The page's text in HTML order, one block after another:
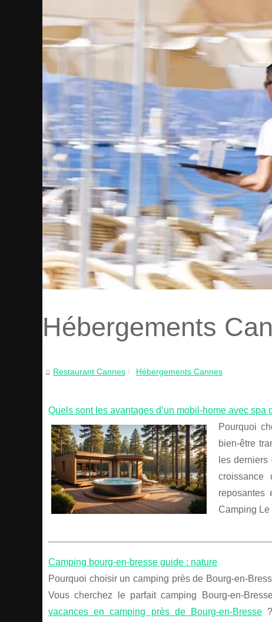
Hébergements
Restaurant Cannes Hébergements Cannes
Quels sont les avantages d’un mobil-home avec spa
Pourquoi
bien-être
les
croissance
reposantes
Camping Le
Camping bourg-en-bresse guide : nature
Pourquoi choisir un camping près de Bourg-en-
Vous cherchez le parfait camping Bourg-en-
vacances en camping près de Bourg-en-Bresse?